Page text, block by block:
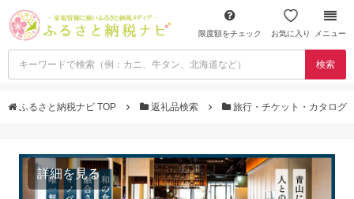
限度額をチェック お気に入り メニュー
検索
ふるさと納税ナビ TOP 返礼品検索 旅行・チケット・カタログ
詳細を見る